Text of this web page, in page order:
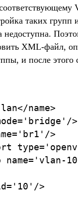
таких групп
XML-файл,
и после
name>
>
>
name='vlan-
>